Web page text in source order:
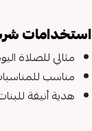
استخدامات
مثالي للصلاة
مناسب
هدية أنيقة